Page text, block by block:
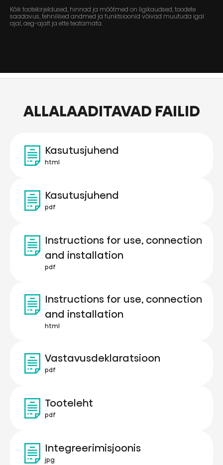
Kõik tootekirjeldused, hinnad ja mõõtmed on ligikaudsed, toodete
saadavus, tehnilised andmed ja funktsioonid võivad muutuda igal
ajal, aeg-ajalt ja ette teatamata.
ALLALAADITAVAD FAILID
Kasutusjuhend
html
Kasutusjuhend
pdf
Instructions for use, connection
and installation
pdf
Instructions for use, connection
and installation
html
Vastavusdeklaratsioon
pdf
Tooteleht
pdf
Integreerimisjoonis
jpg